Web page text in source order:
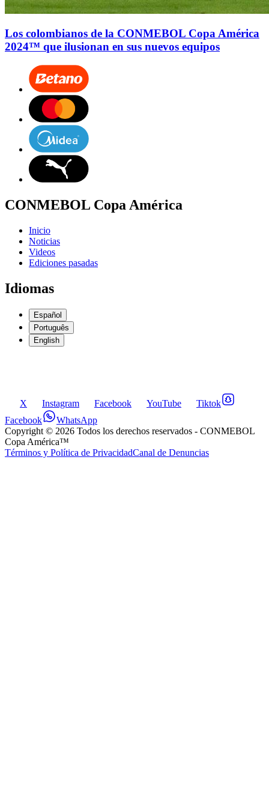
Los colombianos de la CONMEBOL Copa América
2024™ que ilusionan en sus nuevos equipos
CONMEBOL Copa América
Inicio
Noticias
Videos
Ediciones pasadas
Idiomas
Español
Português
English
X Instagram Facebook YouTube
Tiktok
Facebook
WhatsApp
Copyright © 2026 Todos los derechos reservados - CONMEBOL
Copa América™
Términos y Política de PrivacidadCanal de Denuncias